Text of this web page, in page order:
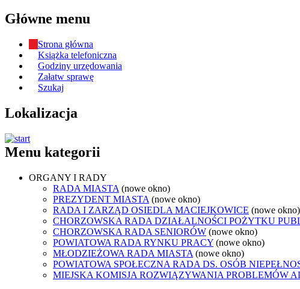
Główne menu
Strona główna
Książka telefoniczna
Godziny urzędowania
Załatw sprawę
Szukaj
Lokalizacja
Menu kategorii
ORGANY I RADY
RADA MIASTA (nowe okno)
PREZYDENT MIASTA (nowe okno)
RADA I ZARZĄD OSIEDLA MACIEJKOWICE (nowe okno)
CHORZOWSKA RADA DZIAŁALNOŚCI POŻYTKU
CHORZOWSKA RADA SENIORÓW (nowe okno)
POWIATOWA RADA RYNKU PRACY (nowe okno)
MŁODZIEŻOWA RADA MIASTA (nowe okno)
POWIATOWA SPOŁECZNA RADA DS. OSÓB
MIEJSKA KOMISJA ROZWIĄZYWANIA PROBLEMÓW